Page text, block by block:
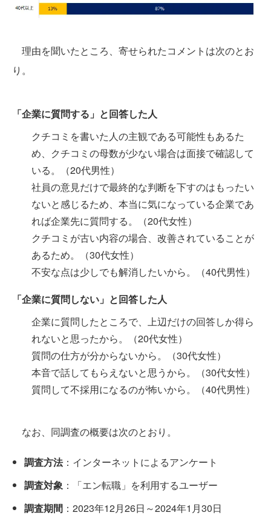
理由を聞いたところ、寄せられたコメントは次のとお
り。
「企業に質問する」と回答した人
クチコミを書いた人の主観である可能性もあるた
め、クチコミの母数が少ない場合は面接で確認して
いる。（20代男性）
社員の意見だけで最終的な判断を下すのはもったい
ないと感じるため、本当に気になっている企業であ
れば企業先に質問する。（20代女性）
クチコミが古い内容の場合、改善されていることが
あるため。（30代女性）
不安な点は少しでも解消したいから。（40代男性）
「企業に質問しない」と回答した人
企業に質問したところで、上辺だけの回答しか得ら
れないと思ったから。（20代女性）
質問の仕方が分からないから。（30代女性）
本音で話してもらえないと思うから。（30代女性）
質問して不採用になるのが怖いから。（40代男性）
なお、同調査の概要は次のとおり。
調査方法：インターネットによるアンケート
調査対象 ：「エン転職」を利用するユーザー
調査期間 ：2023年12月26日～2024年1月30日